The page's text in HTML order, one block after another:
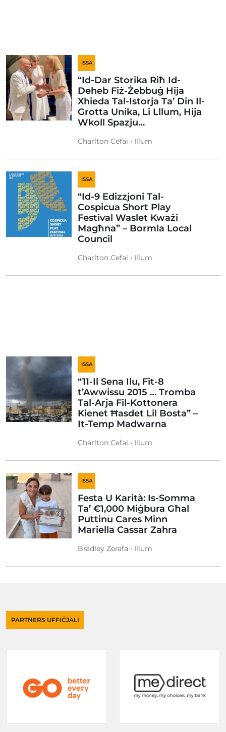
ISSA
“Id-Dar Storika Riħ Id-
Deheb Fiż-Żebbuġ Hija
Xhieda Tal-Istorja Ta’ Din Il-
Grotta Unika, Li Lllum, Hija
Wkoll Spazju…
Charlton Cefai • Illum
ISSA
“Id-9 Edizzjoni Tal-
Cospicua Short Play
Festival Waslet Kważi
Magħna” – Bormla Local
Council
Charlton Cefai • Illum
ISSA
“11-Il Sena Ilu, Fit-8
t’Awwissu 2015 … Tromba
Tal-Arja Fil-Kottonera
Kienet Ħasdet Lil Bosta” –
It-Temp Madwarna
Charlton Cefai • Illum
ISSA
Festa U Karità: Is-Somma
Ta’ €1,000 Miġbura Għal
Puttinu Cares Minn
Mariella Cassar Zahra
Bradley Zerafa • Illum
PARTNERS UFFIĊJALI